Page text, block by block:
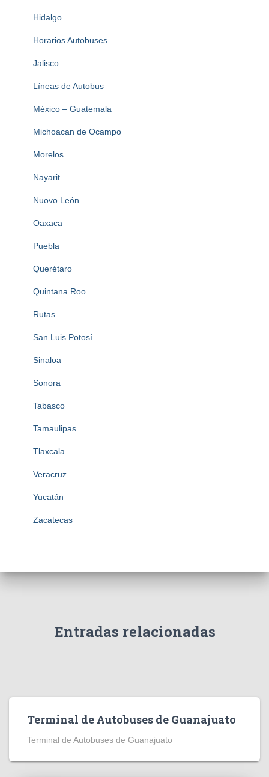
Hidalgo
Horarios Autobuses
Jalisco
Líneas de Autobus
México – Guatemala
Michoacan de Ocampo
Morelos
Nayarit
Nuovo León
Oaxaca
Puebla
Querétaro
Quintana Roo
Rutas
San Luis Potosí
Sinaloa
Sonora
Tabasco
Tamaulipas
Tlaxcala
Veracruz
Yucatán
Zacatecas
Entradas relacionadas
Terminal de Autobuses de Guanajuato
Terminal de Autobuses de Guanajuato